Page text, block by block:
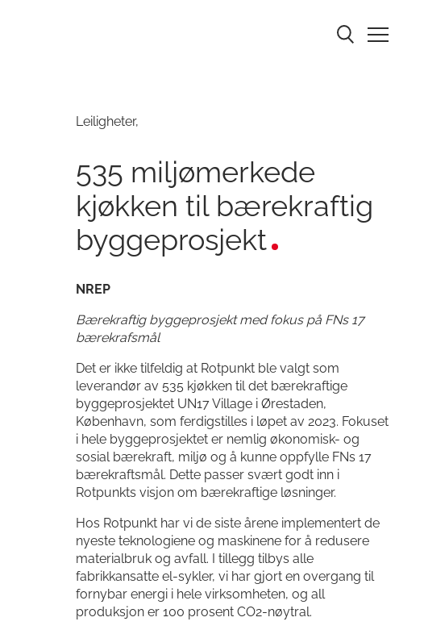
Leiligheter,
535 miljømerkede
kjøkken til bærekraftig
byggeprosjekt
NREP
Bærekraftig byggeprosjekt med fokus på FNs 17
bærekrafsmål
Det er ikke tilfeldig at Rotpunkt ble valgt som
leverandør av 535 kjøkken til det bærekraftige
byggeprosjektet UN17 Village i Ørestaden,
København, som ferdigstilles i løpet av 2023. Fokuset
i hele byggeprosjektet er nemlig økonomisk- og
sosial bærekraft, miljø og å kunne oppfylle FNs 17
bærekraftsmål. Dette passer svært godt inn i
Rotpunkts visjon om bærekraftige løsninger.
Hos Rotpunkt har vi de siste årene implementert de
nyeste teknologiene og maskinene for å redusere
materialbruk og avfall. I tillegg tilbys alle
fabrikkansatte el-sykler, vi har gjort en overgang til
fornybar energi i hele virksomheten, og all
produksjon er 100 prosent CO2-nøytral.